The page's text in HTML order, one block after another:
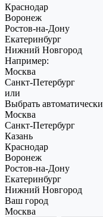
Краснодар
Воронеж
Ростов-на-Дону
Екатеринбург
Нижний Новгород
Например:
Москва
Санкт-Петербург
или
Выбрать автоматически
Москва
Санкт-Петербург
Казань
Краснодар
Воронеж
Ростов-на-Дону
Екатеринбург
Нижний Новгород
Ваш город
Москва